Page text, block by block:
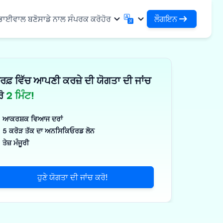
ਅਤੇ ਉਦਯੋਗਿਕ
ਅਤੇ ਮੈਡੀਕਲ
ਅਤੇ ਛੋਟੇ ਉਪਕਰਣ
ਬਣੋਸਾਡੇ ਨਾਲ ਸੰਪਰਕ ਕਰੋਹੋਰ
हिन्दी
ଓଡ଼ିଆ
తెలుగు
Telugu
বাংলা
ਲੌਗਇਨ
DSA ਵਜੋਂ ਲੌਗਇਨ ਕਰੋ
ਵਿੱਚ ਆਪਣੀ ਕਰਜ਼ੇ ਦੀ ਯੋਗਤਾ ਦੀ ਜਾਂਚ
2 ਮਿੰਟ!
ਆਕਰਸ਼ਕ ਵਿਆਜ ਦਰਾਂ
5 ਕਰੋੜ ਤੱਕ ਦਾ ਅਨਸਿਕਿਓਰਡ ਲੋਨ
ਤੇਜ਼ ਮੰਜੂਰੀ
ਹੁਣੇ ਯੋਗਤਾ ਦੀ ਜਾਂਚ ਕਰੋ!